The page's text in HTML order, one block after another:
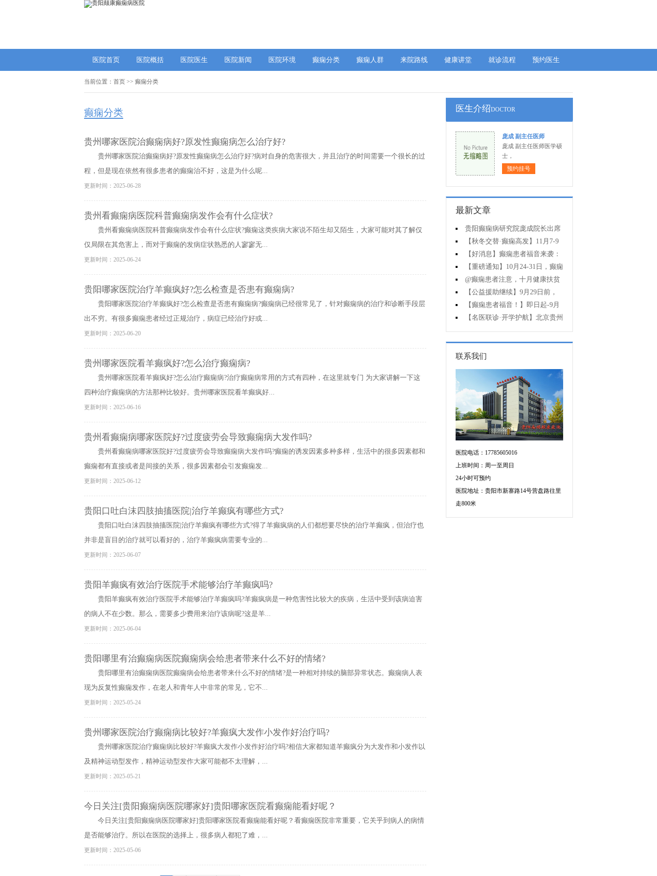
医院首页 医院概括 医院医生 医院新闻 医院环境 癫痫分类 癫痫人群 来院路线 健康讲堂 就诊流程 预约医生
当前位置： 首页 >> 癫痫分类
癫痫分类
贵州哪家医院治癫痫病好?原发性癫痫病怎么治疗好?
贵州哪家医院治癫痫病好?原发性癫痫病怎么治疗好?病对自身的危害很大，并且治疗的时间需要一个很长的过
程，但是现在依然有很多患者的癫痫治不好，这是为什么呢...
更新时间：2025-06-28
贵州看癫痫病医院科普癫痫病发作会有什么症状?
贵州看癫痫病医院科普癫痫病发作会有什么症状?癫痫这类疾病大家说不陌生却又陌生，大家可能对其了解仅
仅局限在其危害上，而对于癫痫的发病症状熟悉的人寥寥无...
更新时间：2025-06-24
贵阳哪家医院治疗羊癫疯好?怎么检查是否患有癫痫病?
贵阳哪家医院治疗羊癫疯好?怎么检查是否患有癫痫病?癫痫病已经很常见了，针对癫痫病的治疗和诊断手段层
出不穷。有很多癫痫患者经过正规治疗，病症已经治疗好或...
更新时间：2025-06-20
贵州哪家医院看羊癫疯好?怎么治疗癫痫病?
贵州哪家医院看羊癫疯好?怎么治疗癫痫病?治疗癫痫病常用的方式有四种，在这里就专门 为大家讲解一下这
四种治疗癫痫病的方法那种比较好。贵州哪家医院看羊癫疯好...
更新时间：2025-06-16
贵州看癫痫病哪家医院好?过度疲劳会导致癫痫病大发作吗?
贵州看癫痫病哪家医院好?过度疲劳会导致癫痫病大发作吗?癫痫的诱发因素多种多样，生活中的很多因素都和
癫痫都有直接或者是间接的关系，很多因素都会引发癫痫发...
更新时间：2025-06-12
贵阳口吐白沫四肢抽搐医院|治疗羊癫疯有哪些方式?
贵阳口吐白沫四肢抽搐医院|治疗羊癫疯有哪些方式?得了羊癫疯病的人们都想要尽快的治疗羊癫疯，但治疗也
并非是盲目的治疗就可以看好的，治疗羊癫疯病需要专业的...
更新时间：2025-06-07
贵阳羊癫疯有效治疗医院手术能够治疗羊癫疯吗?
贵阳羊癫疯有效治疗医院手术能够治疗羊癫疯吗?羊癫疯病是一种危害性比较大的疾病，生活中受到该病迫害
的病人不在少数。那么，需要多少费用来治疗该病呢?这是羊...
更新时间：2025-06-04
贵阳哪里有治癫痫病医院癫痫病会给患者带来什么不好的情绪?
贵阳哪里有治癫痫病医院癫痫病会给患者带来什么不好的情绪?是一种相对持续的脑部异常状态。癫痫病人表
现为反复性癫痫发作，在老人和青年人中非常的常见，它不...
更新时间：2025-05-24
贵州哪家医院治疗癫痫病比较好?羊癫疯大发作小发作好治疗吗?
贵州哪家医院治疗癫痫病比较好?羊癫疯大发作小发作好治疗吗?相信大家都知道羊癫疯分为大发作和小发作以
及精神运动型发作，精神运动型发作大家可能都不太理解，...
更新时间：2025-05-21
今日关注[贵阳癫痫病医院哪家好]贵阳哪家医院看癫痫能看好呢？
今日关注[贵阳癫痫病医院哪家好]贵阳哪家医院看癫痫能看好呢？看癫痫医院非常重要，它关乎到病人的病情
是否能够治疗。所以在医院的选择上，很多病人都犯了难，...
更新时间：2025-05-06
医生介绍DOCTOR
庞成 副主任医师
庞成 副主任医师医学硕
士，
预约挂号
最新文章
贵阳癫痫病研究院庞成院长出席
第十一届CAAE国际癫痫论坛暨协会
成立20周年庆典
【秋冬交替·癫痫高发】11月7-9
日，超难约的北京三甲名医，携手
贵州专家团共抗癫痫，速约！
【好消息】癫痫患者福音来袭：
万元救助+半价专项检查+京黔专家
免费亲诊，符合条件者速申请！
【重磅通知】10月24-31日，癫痫
病专项检查全额救助+京黔名医免费
亲诊+高达万元补贴，名额有限，速
@癫痫患者注意，十月健康扶贫
救助计划开启，专家免费亲诊+高达
万元治疗救助，速抢名额！
【公益援助继续】9月29日前，
癫痫名医免费亲诊+检查治疗大额援
助持续发放，速约！
【癫痫患者福音！】即日起-9月
15日，专项检查免费+北京三甲知名
专家空降贵阳亲诊，勿错过！
【名医联诊·开学护航】北京贵州
三甲癫痫名医公益亲诊+检查治疗大
额援助，速约！
联系我们
医院电话：17785605016
上班时间：周一至周日
24小时可预约
医院地址：贵阳市新寨路14号营盘路往里
走800米